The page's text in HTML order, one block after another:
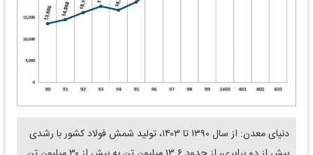
دنیای معدن: از سال ۱۳۹۰ تا ۱۴۰۳، تولید شمش فولاد کشور با رشدی